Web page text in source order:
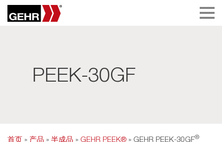
PEEK-30GF
首页 » 产品 » 半成品 » GEHR PEEK® » GEHR PEEK-30GF®